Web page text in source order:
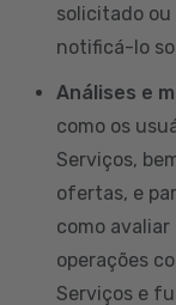
solicitado ou
notificá-lo
Análises e
como os
Serviços,
ofertas, e
como avaliar
operações
Serviços e